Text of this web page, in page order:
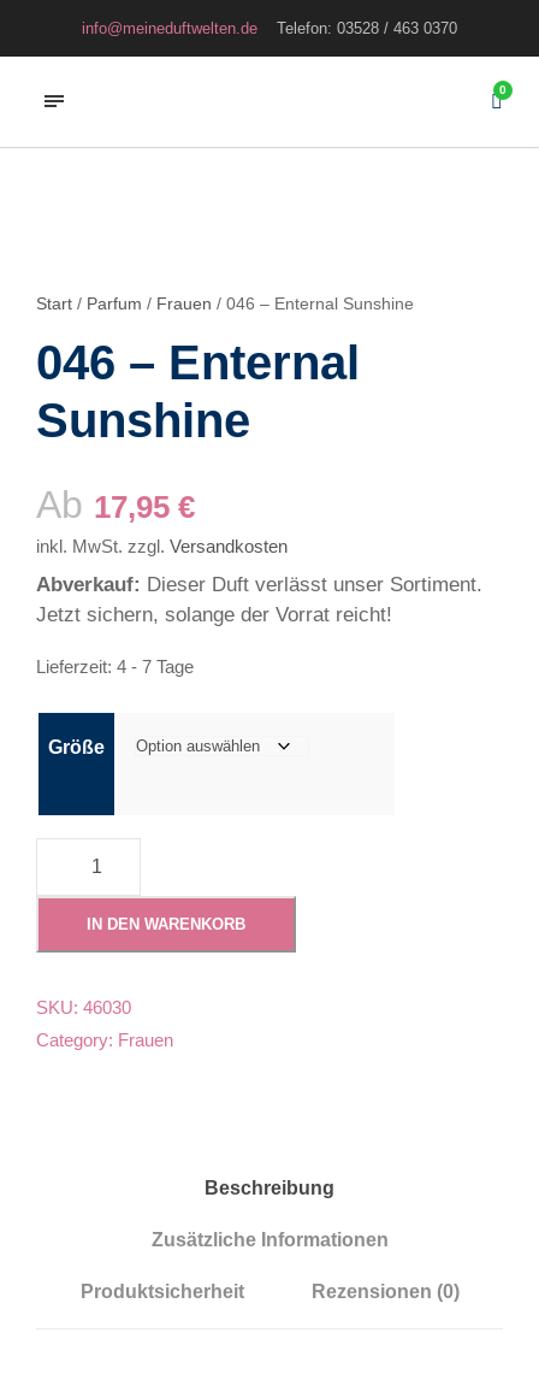
info@meineduftwelten.de Telefon: 03528 / 463 0370
0
Start / Parfum / Frauen / 046 – Enternal Sunshine
046 – Enternal
Sunshine
Ab 17,95 €
inkl. MwSt. zzgl. Versandkosten
Abverkauf: Dieser Duft verlässt unser Sortiment.
Jetzt sichern, solange der Vorrat reicht!
Lieferzeit: 4 - 7 Tage
Größe
n
t
IN DEN WARENKORB
SKU: 46030
Category: Frauen
Beschreibung
Zusätzliche Informationen
Produktsicherheit Rezensionen (0)